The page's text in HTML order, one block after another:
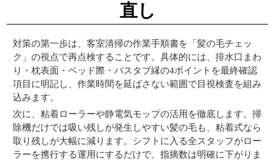
直し
対策の第一歩は、客室清掃の作業手順書を「髪の毛チェッ
ク」の視点で再点検することです。具体的には、排水口まわ
り・枕表面・ベッド際・バスタブ縁の4ポイントを最終確認
項目に明記し、作業時間を延ばさない範囲で目視検査を組み
込みます。
次に、粘着ローラーや静電気モップの活用を徹底します。掃
除機だけでは吸い残しが発生しやすい髪の毛も、粘着式なら
取り残しが大幅に減ります。シフトに入る全スタッフがロー
ラーを携行する運用にするだけで、指摘数は明確に下がりま